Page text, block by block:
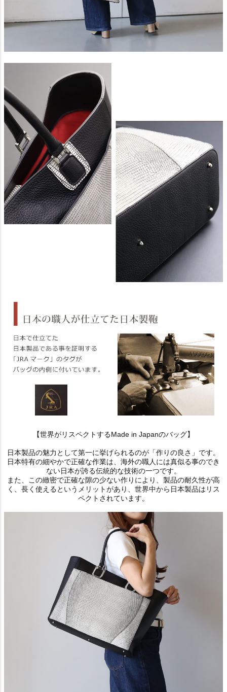
【世界がリスペクトするMade in Japanのバッグ】
日本製品の魅力として第一に挙げられるのが「作りの良さ」です。
日本特有の細やかで正確な作業は、海外の職人には真似る事のでき
ない日本が誇る伝統的な技術の一つです。
また、この緻密で正確な隙の少ない作りにより、製品の耐久性が高
く、長く使えるというメリットがあり、世界中から日本製品はリス
ペクトされています。